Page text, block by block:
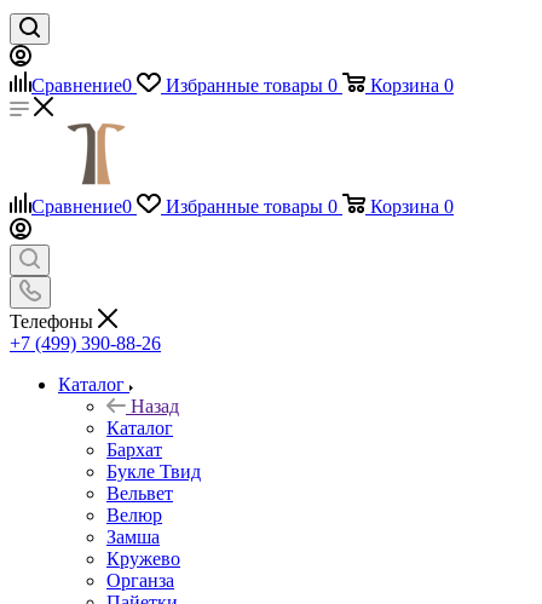
Сравнение0 Избранные товары 0 Корзина 0
Сравнение0 Избранные товары 0 Корзина 0
Телефоны
+7 (499) 390-88-26
Каталог
Назад
Каталог
Бархат
Букле Твид
Вельвет
Велюр
Замша
Кружево
Органза